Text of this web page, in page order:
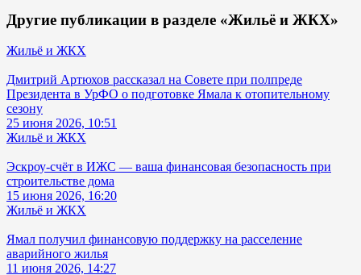
Другие публикации в разделе «Жильё и ЖКХ»
Жильё и ЖКХ
Дмитрий Артюхов рассказал на Совете при полпреде
Президента в УрФО о подготовке Ямала к отопительному
сезону
25 июня 2026, 10:51
Жильё и ЖКХ
Эскроу-счёт в ИЖС — ваша финансовая безопасность при
строительстве дома
15 июня 2026, 16:20
Жильё и ЖКХ
Ямал получил финансовую поддержку на расселение
аварийного жилья
11 июня 2026, 14:27